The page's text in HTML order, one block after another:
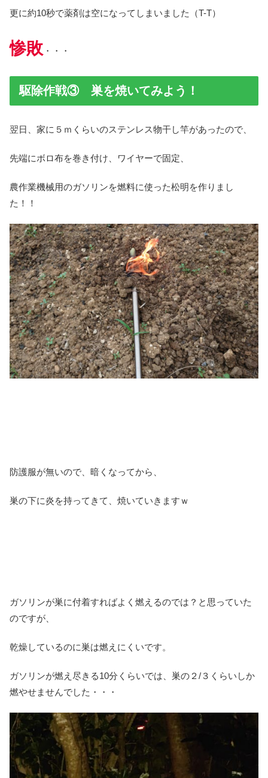
更に約10秒で薬剤は空になってしまいました（T-T）
惨敗 ・・・
駆除作戦③ 巣を焼いてみよう！
翌日、家に５ｍくらいのステンレス物干し竿があったので、
先端にボロ布を巻き付け、ワイヤーで固定、
農作業機械用のガソリンを燃料に使った松明を作りまし
た！！
防護服が無いので、暗くなってから、
巣の下に炎を持ってきて、焼いていきますｗ
ガソリンが巣に付着すればよく燃えるのでは？と思っていた
のですが、
乾燥しているのに巣は燃えにくいです。
ガソリンが燃え尽きる10分くらいでは、巣の２/３くらいしか
燃やせませんでした・・・